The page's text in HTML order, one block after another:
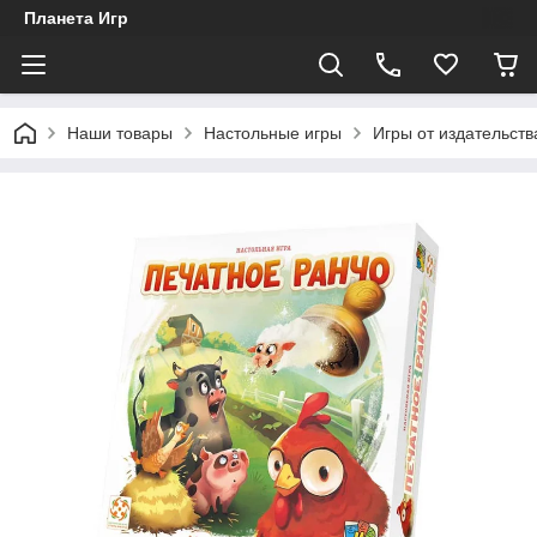
Планета Игр
Наши товары Настольные игры Игры от